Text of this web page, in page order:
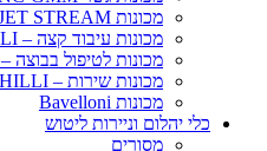
מכונות GMM – WATERJET STREAM
מכונות עיבוד קצה – COMANDULLI
מכונות לטיפול בבוצה – DEL PRETE
מכונות שירות – ACHILLI
מכונות Bavelloni
כלי יהלום וניירות ליטוש
מסורים